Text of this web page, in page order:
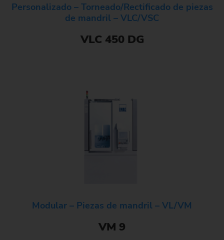
Personalizado – Torneado/Rectificado de piezas
de mandril – VLC/VSC
VLC 450 DG
Modular – Piezas de mandril – VL/VM
VM 9